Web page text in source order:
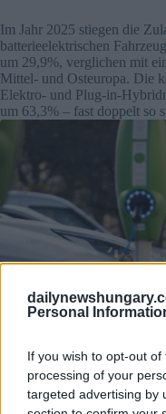
Personal
If you wish to opt-out
processing of your
targeted advertising by
Im Jahr 2025 stiegen die
batterieelektrischen
um 29,9%, verglichen mit
Mittel- und Osteuropa. Die
Elektro- und Plug-in-
um 63,3% – fast doppelt so
Hybride machen 37,8%
Region aus, noch vor